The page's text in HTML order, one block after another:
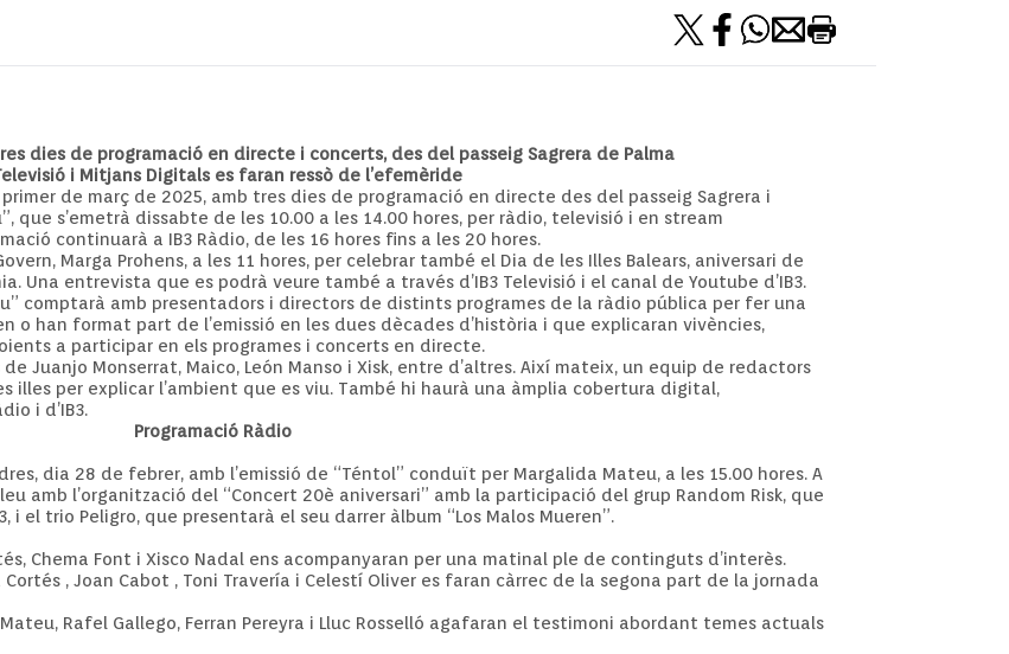
dies de programació en directe i concerts, des del passeig Sagrera de Palma
i Mitjans Digitals es faran ressò de l’efemèride
de març de 2025, amb tres dies de programació en directe des del passeig Sagrera i
que s’emetrà dissabte de les 10.00 a les 14.00 hores, per ràdio, televisió i en stream
continuarà a IB3 Ràdio, de les 16 hores fins a les 20 hores.
Marga Prohens, a les 11 hores, per celebrar també el Dia de les Illes Balears, aniversari de
Una entrevista que es podrà veure també a través d’IB3 Televisió i el canal de Youtube d’IB3.
comptarà amb presentadors i directors de distints programes de la ràdio pública per fer una
o han format part de l’emissió en les dues dècades d’història i que explicaran vivències,
a participar en els programes i concerts en directe.
Juanjo Monserrat, Maico, León Manso i Xisk, entre d’altres. Així mateix, un equip de redactors
per explicar l’ambient que es viu. També hi haurà una àmplia cobertura digital,
i d’IB3.
Programació Ràdio
dia 28 de febrer, amb l’emissió de “Téntol” conduït per Margalida Mateu, a les 15.00 hores. A
amb l’organització del “Concert 20è aniversari” amb la participació del grup Random Risk, que
i el trio Peligro, que presentarà el seu darrer àlbum “Los Malos Mueren”.
Chema Font i Xisco Nadal ens acompanyaran per una matinal ple de continguts d’interès.
Cortés , Joan Cabot , Toni Travería i Celestí Oliver es faran càrrec de la segona part de la jornada
Rafel Gallego, Ferran Pereyra i Lluc Rosselló agafaran el testimoni abordant temes actuals